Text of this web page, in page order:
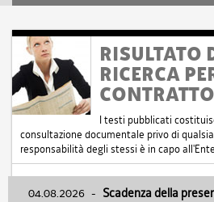
RISULTATO
RICERCA
CONTRATTO
I testi pubblicati
consultazione documentale privo di
responsabilità degli stessi è in capo
04.08.2026 - Scadenza della